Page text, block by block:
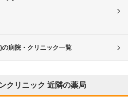
の病院・クリニック一覧
クリニック 近隣の薬局